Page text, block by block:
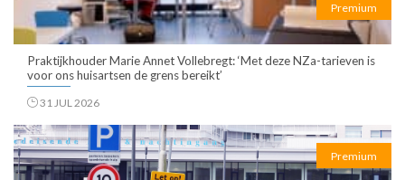
Premium
Praktijkhouder Marie Annet Vollebregt: ‘Met deze NZa-tarieven is
voor ons huisartsen de grens bereikt’
31 JUL 2026
Premium